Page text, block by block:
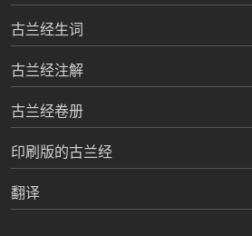
古兰经生词
古兰经注解
古兰经卷册
印刷版的古兰经
翻译